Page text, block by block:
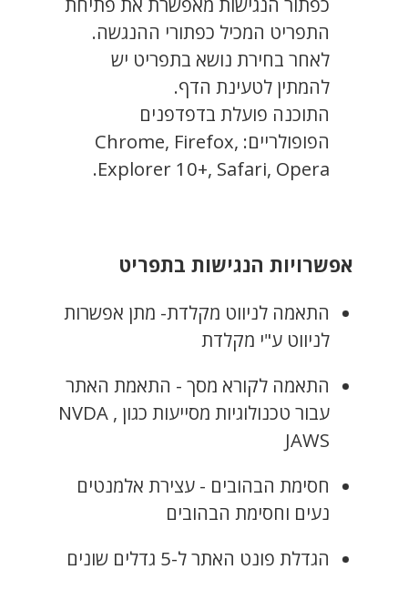
התפריט המכיל כפתורי ההנגשה.
לאחר בחירת נושא בתפריט יש
להמתין לטעינת הדף.
התוכנה פועלת בדפדפנים
הפופולריים: Chrome, Firefox,
Explorer 10+, Safari, Opera.
אפשרויות הנגישות בתפריט
התאמה לניווט מקלדת- מתן אפשרות
לניווט ע"י מקלדת
התאמה לקורא מסך - התאמת האתר
עבור טכנולוגיות מסייעות כגון NVDA ,
JAWS
חסימת הבהובים - עצירת אלמנטים
נעים וחסימת הבהובים
הגדלת פונט האתר ל-5 גדלים שונים